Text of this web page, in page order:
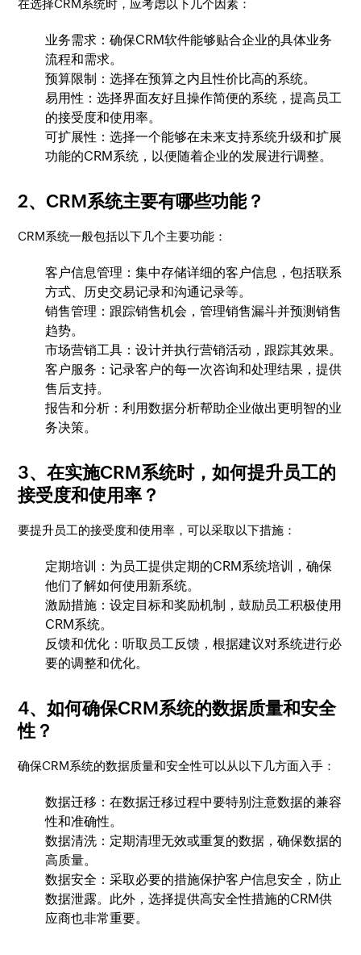
在选择CRM系统时，应考虑以下几个因素：
业务需求：确保CRM软件能够贴合企业的具体业务
流程和需求。
预算限制：选择在预算之内且性价比高的系统。
易用性：选择界面友好且操作简便的系统，提高员工
的接受度和使用率。
可扩展性：选择一个能够在未来支持系统升级和扩展
功能的CRM系统，以便随着企业的发展进行调整。
2、CRM系统主要有哪些功能？
CRM系统一般包括以下几个主要功能：
客户信息管理：集中存储详细的客户信息，包括联系
方式、历史交易记录和沟通记录等。
销售管理：跟踪销售机会，管理销售漏斗并预测销售
趋势。
市场营销工具：设计并执行营销活动，跟踪其效果。
客户服务：记录客户的每一次咨询和处理结果，提供
售后支持。
报告和分析：利用数据分析帮助企业做出更明智的业
务决策。
3、在实施CRM系统时，如何提升员工的
接受度和使用率？
要提升员工的接受度和使用率，可以采取以下措施：
定期培训：为员工提供定期的CRM系统培训，确保
他们了解如何使用新系统。
激励措施：设定目标和奖励机制，鼓励员工积极使用
CRM系统。
反馈和优化：听取员工反馈，根据建议对系统进行必
要的调整和优化。
4、如何确保CRM系统的数据质量和安全
性？
确保CRM系统的数据质量和安全性可以从以下几方面入手：
数据迁移：在数据迁移过程中要特别注意数据的兼容
性和准确性。
数据清洗：定期清理无效或重复的数据，确保数据的
高质量。
数据安全：采取必要的措施保护客户信息安全，防止
数据泄露。此外，选择提供高安全性措施的CRM供
应商也非常重要。